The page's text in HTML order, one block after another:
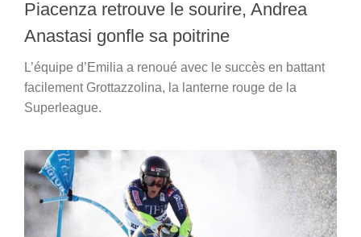
Piacenza retrouve le sourire, Andrea
Anastasi gonfle sa poitrine
L’équipe d’Emilia a renoué avec le succès en battant
facilement Grottazzolina, la lanterne rouge de la
Superleague.